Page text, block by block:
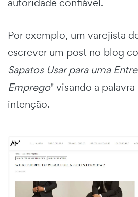
autoridade confiável.
Por exemplo, um varejista
escrever um post no blog
Sapatos Usar para uma
Emprego" visando a
intenção.